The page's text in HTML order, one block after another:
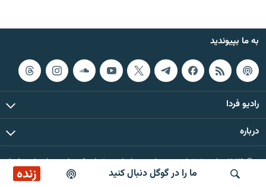
ما را در گوگل دنبال کنید زنده پوشش خبری ساعت ۱۷:۰۰
به ما بپیوندید
رادیو فردا
درباره
© ۲۰۲۶ تمام حقوق این وب‌سایت، بر اساس مقررات کپی‌رایت، برای رادیو فردا
محفوظ است.